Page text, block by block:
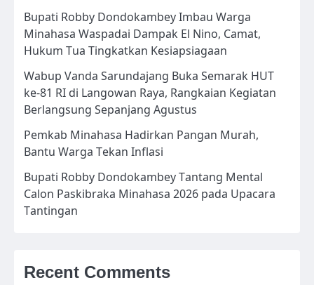
Bupati Robby Dondokambey Imbau Warga
Minahasa Waspadai Dampak El Nino, Camat,
Hukum Tua Tingkatkan Kesiapsiagaan
Wabup Vanda Sarundajang Buka Semarak HUT
ke-81 RI di Langowan Raya, Rangkaian Kegiatan
Berlangsung Sepanjang Agustus
Pemkab Minahasa Hadirkan Pangan Murah,
Bantu Warga Tekan Inflasi
Bupati Robby Dondokambey Tantang Mental
Calon Paskibraka Minahasa 2026 pada Upacara
Tantingan
Recent Comments